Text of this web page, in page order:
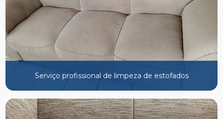
Serviço profissional de limpeza de estofados